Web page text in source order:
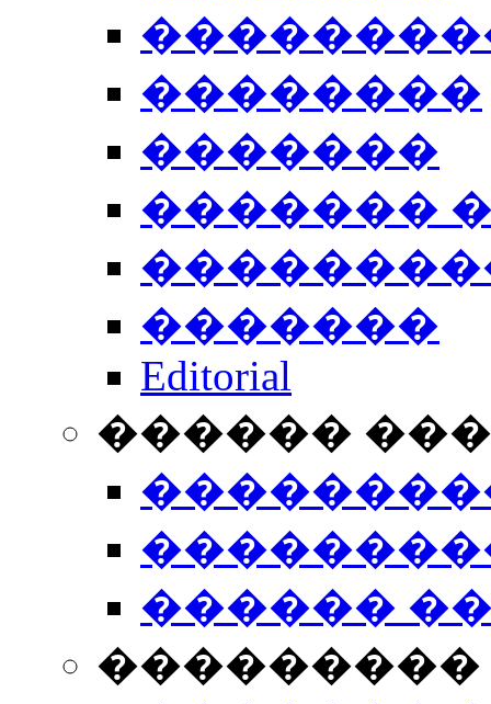
��������
�������
�������
�������
Editorial
������
������
���������